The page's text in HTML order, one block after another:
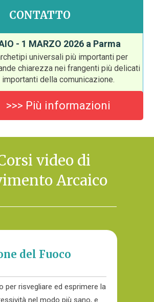
CONTATTO
- 1 MARZO 2026 a Parma
universali più importanti per
chiarezza nei frangenti più delicati
della comunicazione.
>>> Più informazioni
video di
Arcaico
del Fuoco
per risvegliare ed esprimere la
nel modo più sano, e